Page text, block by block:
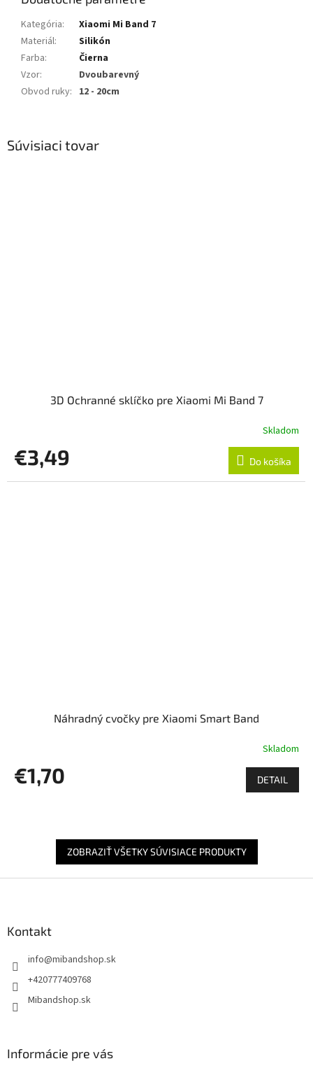
Súvisiaci tovar
3D Ochranné sklíčko pre Xiaomi Mi Band 7
Skladom
€3,49 Do košíka
Náhradný cvočky pre Xiaomi Smart Band
Skladom
€1,70 DETAIL
ZOBRAZIŤ VŠETKY SÚVISIACE PRODUKTY
Kategória:
Xiaomi Mi Band 7
Materiál:
Silikón
Farba:
Čierna
Vzor:
Dvoubarevný
Obvod ruky: 12 - 20cm
Kontakt
info@mibandshop.sk
+420777409768
Mibandshop.sk
Informácie pre vás